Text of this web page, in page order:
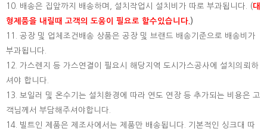
10. 배송은 집앞까지 배송하며, 설치작업시 설치비가 따로 부과됩니다. (대
형제품을 내릴때 고객의 도움이 필요로 할수있습니다. )
11. 공장 및 업체조건배송 상품은 공장 및 브랜드 배송기준으로 배송비가
부과됩니다.
12. 가스렌지 등 가스연결이 필요시 해당지역 도시가스공사에 설치의뢰하
셔야 합니다.
13. 보일러 및 온수기는 설치환경에 따라 연도 연장 등 추가되는 비용은 고
객님께서 부담해주셔야합니다.
14. 빌트인 제품은 제조사에서는 제품만 배송됩니다. 기본적인 싱크대 따